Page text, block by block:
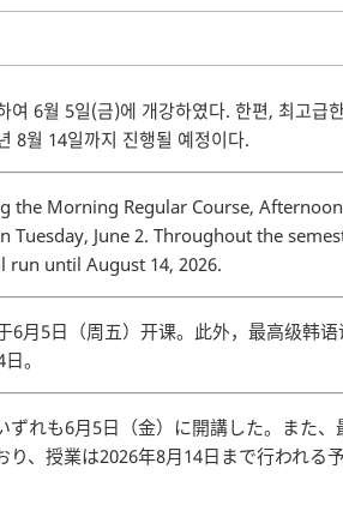
6월 5일(금)에 개강하였다. 한편, 최고급
8월 14일까지 진행될 예정이다.
Morning Regular Course,
June 2. Throughout the
run until August 14, 2026.
月5日（周五）开课。此外，最高级韩
。
れも6月5日（金）に開講した。また
、授業は2026年8月14日まで行われる予